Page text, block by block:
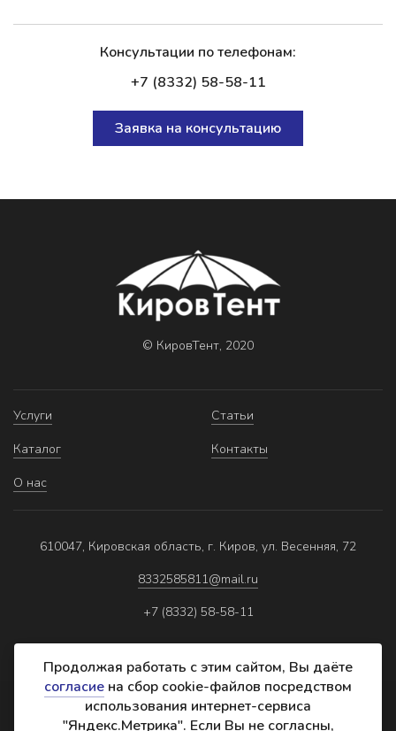
Консультации по телефонам:
+7 (8332) 58-58-11
Заявка на консультацию
© КировТент, 2020
Услуги
Каталог
О нас
Статьи
Контакты
610047, Кировская область, г. Киров, ул. Весенняя, 72
8332585811@mail.ru
+7 (8332) 58-58-11
Политика обработки персональных данных
Продолжая работать с этим сайтом, Вы даёте
согласие на сбор cookie-файлов посредством
использования интернет-сервиса
"Яндекс.Метрика". Если Вы не согласны,